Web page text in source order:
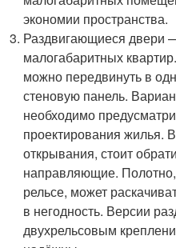
экономии пространства.
Раздвигающиеся двери
малогабаритных
можно передвинуть в
стеновую панель.
необходимо
проектирования жилья.
открывания, стоит
направляющие.
рельсе, может
в негодность. Версии
двухрельсовым